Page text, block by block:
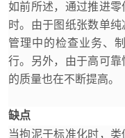
如前所述，通过推进
时。由于图纸张数单
管理中的检查业务、
行。另外，由于高可
的质量也在不断提高。
缺点
当拘泥于标准化时，